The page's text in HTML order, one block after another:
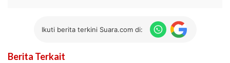
Ikuti berita terkini Suara.com di:
Berita Terkait